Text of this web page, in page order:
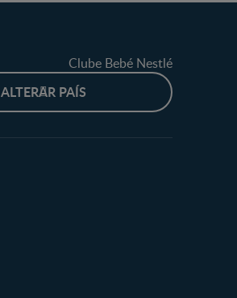
Clube Bebé Nestlé
ALTERAR PAÍS